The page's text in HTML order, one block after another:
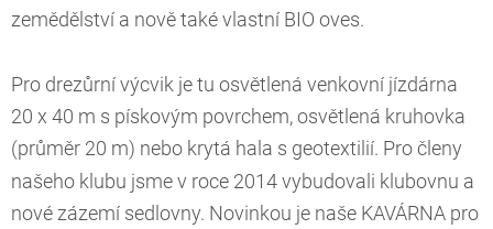
zemědělství a nově také vlastní BIO oves.
Pro drezůrní výcvik je tu osvětlená venkovní jízdárna
20 x 40 m s pískovým povrchem, osvětlená kruhovka
(průměr 20 m) nebo krytá hala s geotextilií. Pro členy
našeho klubu jsme v roce 2014 vybudovali klubovnu a
nové zázemí sedlovny. Novinkou je naše KAVÁRNA pro